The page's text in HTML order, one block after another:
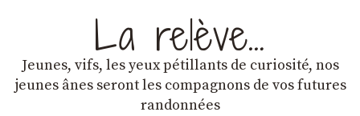
La relève…
Jeunes, vifs, les yeux pétillants de curiosité, nos
jeunes ânes seront les compagnons de vos futures
randonnées